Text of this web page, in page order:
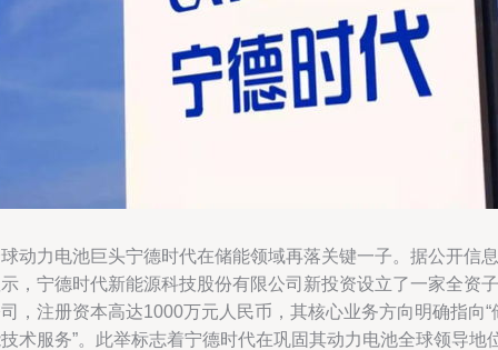
动力电池巨头宁德时代在储能领域再落关键一子。据公开信息
，宁德时代新能源科技股份有限公司新投资设立了一家全资子
，注册资本高达1000万元人民币，其核心业务方向明确指向“
术服务”。此举标志着宁德时代在巩固其动力电池全球领导地